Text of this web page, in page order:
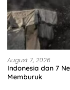
August 7, 2026
Indonesia dan 7
Memburuk